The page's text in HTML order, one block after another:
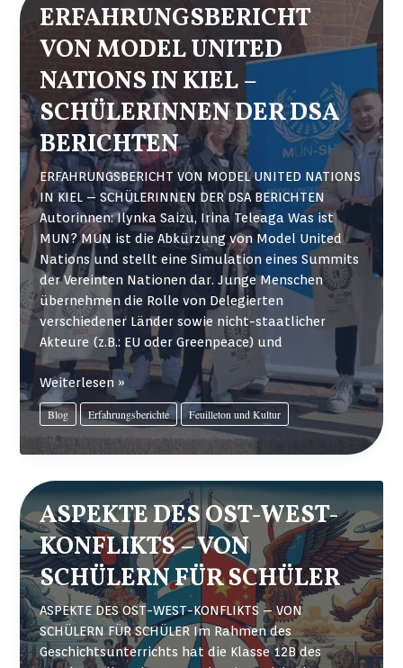
REVOLUTION
1989
IN
BUKAREST
ERFAHRUNGSBERICHT
VON MODEL UNITED
NATIONS IN KIEL –
SCHÜLERINNEN DER DSA
BERICHTEN
ERFAHRUNGSBERICHT VON MODEL UNITED NATIONS
IN KIEL – SCHÜLERINNEN DER DSA BERICHTEN
Autorinnen: Ilynka Saizu, Irina Teleaga Was ist
MUN? MUN ist die Abkürzung von Model United
Nations und stellt eine Simulation eines Summits
der Vereinten Nationen dar. Junge Menschen
übernehmen die Rolle von Delegierten
verschiedener Länder sowie nicht-staatlicher
Akteure (z.B.: EU oder Greenpeace) und
ERFAHRUNGSBERICHT
VON
MODEL
UNITED
IN
KIEL
–
SCHÜLERINNEN
DER
DSA
BERICHTEN
Weiterlesen »
Blog Erfahrungsberichte Feuilleton und Kultur
ASPEKTE DES OST-WEST-
KONFLIKTS – VON
SCHÜLERN FÜR SCHÜLER
ASPEKTE DES OST-WEST-KONFLIKTS – VON
SCHÜLERN FÜR SCHÜLER Im Rahmen des
Geschichtsunterrichts hat die Klasse 12B des